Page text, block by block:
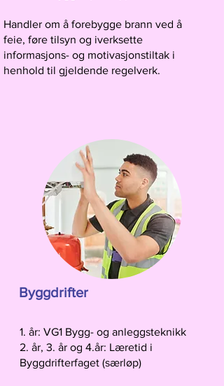
Handler om å forebygge brann ved å
feie, føre tilsyn og iverksette
informasjons- og motivasjonstiltak i
henhold til gjeldende regelverk.
Byggdrifter
1. år: VG1 Bygg- og anleggsteknikk
2. år, 3. år og 4.år: Læretid i
Byggdrifterfaget (særløp)